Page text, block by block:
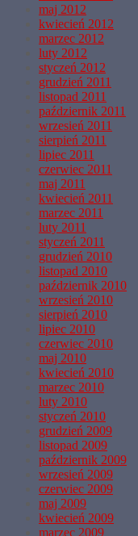
maj 2012
kwiecień 2012
marzec 2012
luty 2012
styczeń 2012
grudzień 2011
listopad 2011
październik 2011
wrzesień 2011
sierpień 2011
lipiec 2011
czerwiec 2011
maj 2011
kwiecień 2011
marzec 2011
luty 2011
styczeń 2011
grudzień 2010
listopad 2010
październik 2010
wrzesień 2010
sierpień 2010
lipiec 2010
czerwiec 2010
maj 2010
kwiecień 2010
marzec 2010
luty 2010
styczeń 2010
grudzień 2009
listopad 2009
październik 2009
wrzesień 2009
czerwiec 2009
maj 2009
kwiecień 2009
marzec 2009